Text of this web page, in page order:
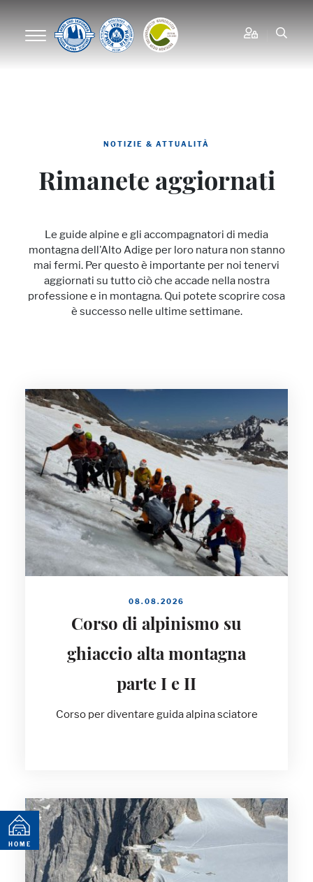
HOME
NOTIZIE & ATTUALITÀ
Rimanete aggiornati
Le guide alpine e gli accompagnatori di media
montagna dell'Alto Adige per loro natura non stanno
mai fermi. Per questo è importante per noi tenervi
aggiornati su tutto ciò che accade nella nostra
professione e in montagna. Qui potete scoprire cosa
è successo nelle ultime settimane.
08.08.2026
Corso di alpinismo su
ghiaccio alta montagna
parte I e II
Corso per diventare guida alpina sciatore